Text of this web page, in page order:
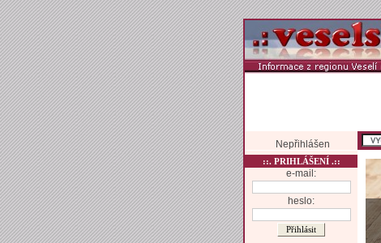
Nepřihlášen
::. PRIHLÁŠENÍ .::
e-mail:
heslo: